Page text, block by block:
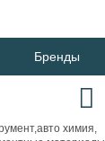
Бренды
химия,